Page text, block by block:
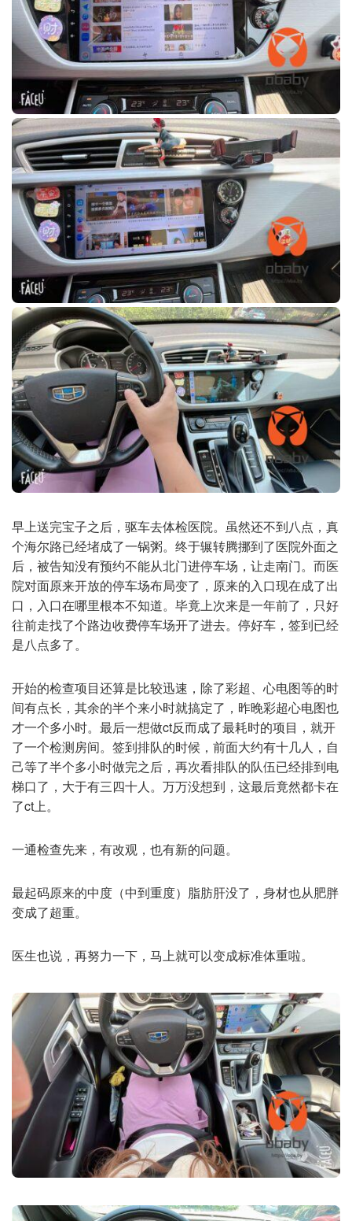
早上送完宝子之后，驱车去体检医院。虽然还不到八点，真
个海尔路已经堵成了一锅粥。终于辗转腾挪到了医院外面之
后，被告知没有预约不能从北门进停车场，让走南门。而医
院对面原来开放的停车场布局变了，原来的入口现在成了出
口，入口在哪里根本不知道。毕竟上次来是一年前了，只好
往前走找了个路边收费停车场开了进去。停好车，签到已经
是八点多了。
开始的检查项目还算是比较迅速，除了彩超、心电图等的时
间有点长，其余的半个来小时就搞定了，昨晚彩超心电图也
才一个多小时。最后一想做ct反而成了最耗时的项目，就开
了一个检测房间。签到排队的时候，前面大约有十几人，自
己等了半个多小时做完之后，再次看排队的队伍已经排到电
梯口了，大于有三四十人。万万没想到，这最后竟然都卡在
了ct上。
一通检查先来，有改观，也有新的问题。
最起码原来的中度（中到重度）脂肪肝没了，身材也从肥胖
变成了超重。
医生也说，再努力一下，马上就可以变成标准体重啦。